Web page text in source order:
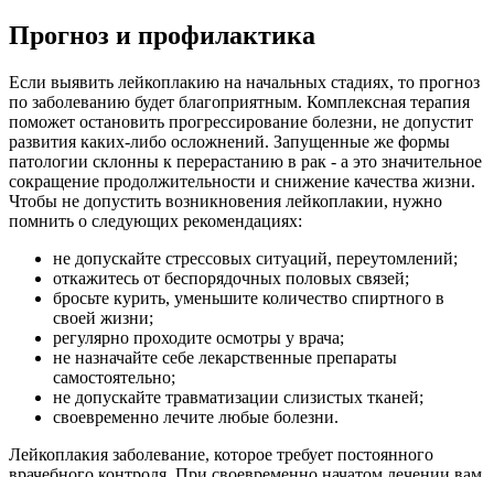
Прогноз и профилактика
Если выявить лейкоплакию на начальных стадиях, то прогноз
по заболеванию будет благоприятным. Комплексная терапия
поможет остановить прогрессирование болезни, не допустит
развития каких-либо осложнений. Запущенные же формы
патологии склонны к перерастанию в рак - а это значительное
сокращение продолжительности и снижение качества жизни.
Чтобы не допустить возникновения лейкоплакии, нужно
помнить о следующих рекомендациях:
не допускайте стрессовых ситуаций, переутомлений;
откажитесь от беспорядочных половых связей;
бросьте курить, уменьшите количество спиртного в
своей жизни;
регулярно проходите осмотры у врача;
не назначайте себе лекарственные препараты
самостоятельно;
не допускайте травматизации слизистых тканей;
своевременно лечите любые болезни.
Лейкоплакия заболевание, которое требует постоянного